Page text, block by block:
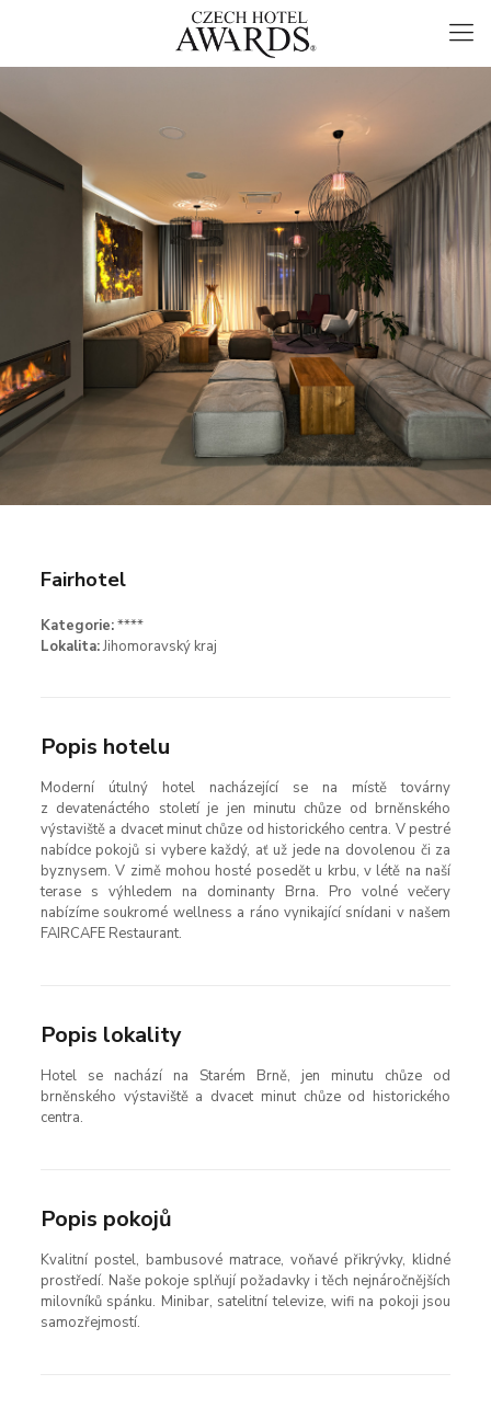
Fairhotel
Kategorie:****
Lokalita:Jihomoravský kraj
Popis hotelu
Moderní útulný hotel nacházející se na místě továrny
z devatenáctého století je jen minutu chůze od brněnského
výstaviště a dvacet minut chůze od historického centra. V pestré
nabídce pokojů si vybere každý, ať už jede na dovolenou či za
byznysem. V zimě mohou hosté posedět u krbu, v létě na naší
terase s výhledem na dominanty Brna. Pro volné večery
nabízíme soukromé wellness a ráno vynikající snídani v našem
FAIRCAFE Restaurant.
Popis lokality
Hotel se nachází na Starém Brně, jen minutu chůze od
brněnského výstaviště a dvacet minut chůze od historického
centra.
Popis pokojů
Kvalitní postel, bambusové matrace, voňavé přikrývky, klidné
prostředí. Naše pokoje splňují požadavky i těch nejnáročnějších
milovníků spánku. Minibar, satelitní televize, wifi na pokoji jsou
samozřejmostí.